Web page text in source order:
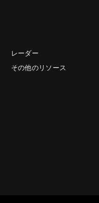
レーダー
その他のリソース